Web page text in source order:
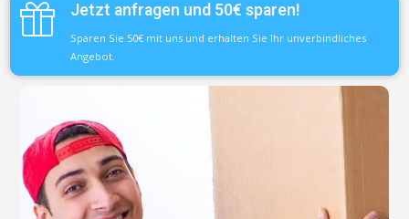
Jetzt anfragen und 50€ sparen!
Sparen Sie 50€ mit uns und erhalten Sie Ihr unverbindliches
Angebot.